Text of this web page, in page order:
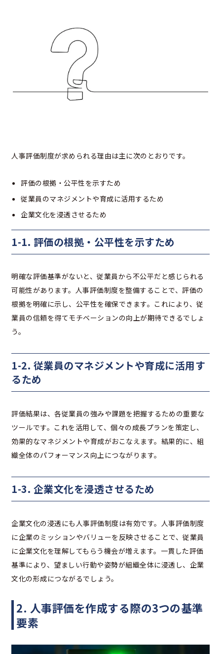
人事評価制度が求められる理由は主に次のとおりです。
評価の根拠・公平性を示すため
従業員のマネジメントや育成に活用するため
企業文化を浸透させるため
1-1. 評価の根拠・公平性を示すため
明確な評価基準がないと、従業員から不公平だと感じられる
可能性があります。人事評価制度を整備することで、評価の
根拠を明確に示し、公平性を確保できます。これにより、従
業員の信頼を得てモチベーションの向上が期待できるでしょ
う。
1-2. 従業員のマネジメントや育成に活用す
るため
評価結果は、各従業員の強みや課題を把握するための重要な
ツールです。これを活用して、個々の成長プランを策定し、
効果的なマネジメントや育成がおこなえます。結果的に、組
織全体のパフォーマンス向上につながります。
1-3. 企業文化を浸透させるため
企業文化の浸透にも人事評価制度は有効です。人事評価制度
に企業のミッションやバリューを反映させることで、従業員
に企業文化を理解してもらう機会が増えます。一貫した評価
基準により、望ましい行動や姿勢が組織全体に浸透し、企業
文化の形成につながるでしょう。
2. 人事評価を作成する際の3つの基準
要素